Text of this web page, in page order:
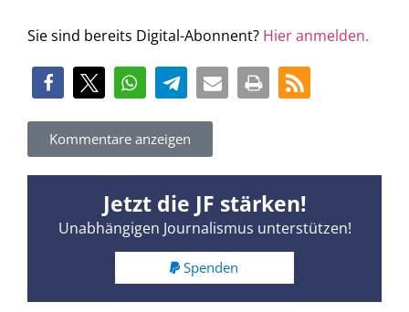
Sie sind bereits Digital-Abonnent? Hier anmelden.
Kommentare anzeigen
Jetzt die JF stärken!
Unabhängigen Journalismus unterstützen!
Spenden